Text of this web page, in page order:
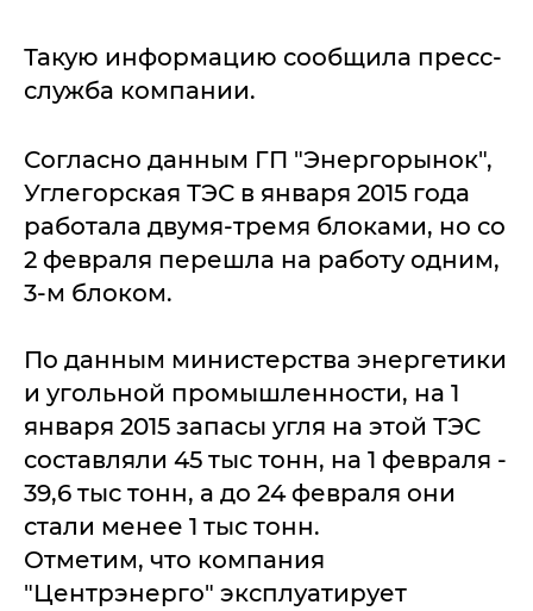
Такую информацию сообщила пресс-
служба компании.
Согласно данным ГП "Энергорынок",
Углегорская ТЭС в января 2015 года
работала двумя-тремя блоками, но со
2 февраля перешла на работу одним,
3-м блоком.
По данным министерства энергетики
и угольной промышленности, на 1
января 2015 запасы угля на этой ТЭС
составляли 45 тыс тонн, на 1 февраля -
39,6 тыс тонн, а до 24 февраля они
стали менее 1 тыс тонн.
Отметим, что компания
"Центрэнерго" эксплуатирует